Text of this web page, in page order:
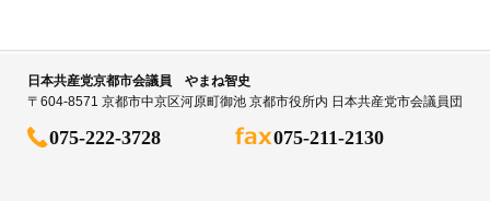
日本共産党京都市会議員 やまね智史
〒604-8571 京都市中京区河原町御池 京都市役所内 日本共産党市会議員団
075-222-3728 075-211-2130